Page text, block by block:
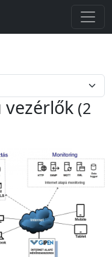
vezérlők (2